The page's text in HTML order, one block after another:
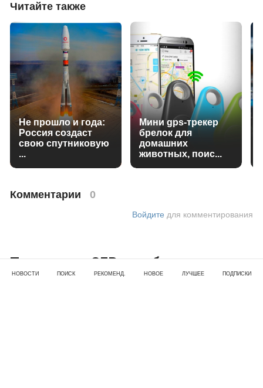
Читайте также
Не прошло и года:
Россия создаст
свою спутниковую
...
Мини gps-трекер
брелок для
домашних
животных, поис...
Комментарии 0
Войдите для комментирования
Технология SFR в мобильных
ретрансляторах: Революция в
НОВОСТИ ПОИСК РЕКОМЕНД. НОВОЕ ЛУЧШЕЕ ПОДПИСКИ